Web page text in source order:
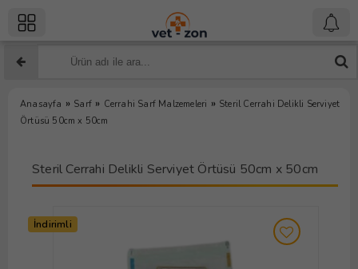
Anasayfa » Sarf » Cerrahi Sarf Malzemeleri » Steril Cerrahi Delikli Serviyet
Örtüsü 50cm x 50cm
Steril Cerrahi Delikli Serviyet Örtüsü 50cm x 50cm
İndirimli